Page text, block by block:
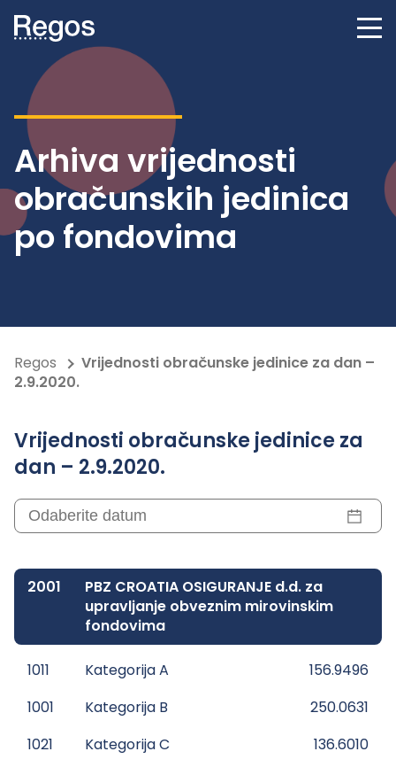
Arhiva vrijednosti
obračunskih jedinica
po fondovima
Regos
Vrijednosti obračunske jedinice za dan –
2.9.2020.
Vrijednosti obračunske jedinice za
dan – 2.9.2020.
2001
PBZ CROATIA OSIGURANJE d.d. za
upravljanje obveznim mirovinskim
fondovima
1011 Kategorija A
156.9496
1001
Kategorija B
250.0631
1021
Kategorija C 136.6010